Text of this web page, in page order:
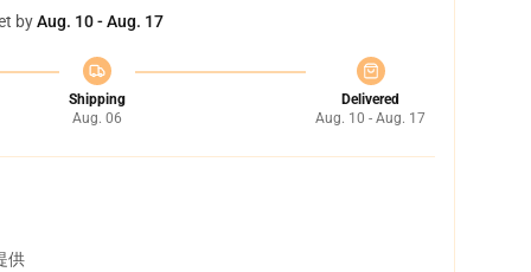
byAug. 10 - Aug. 17
Shipping
Aug. 06
Delivered
Aug. 10 - Aug. 17
供